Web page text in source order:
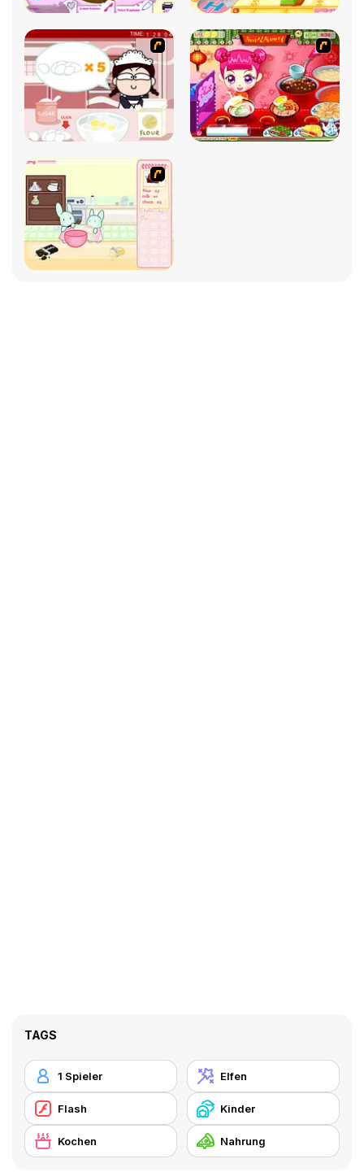
TAGS
1 Spieler Elfen
Flash Kinder
Kochen Nahrung